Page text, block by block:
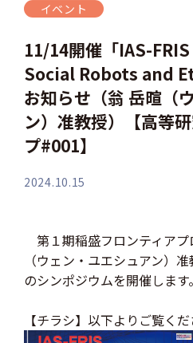
イベント
11/14開催「IAS-
Social Robots and
お知らせ（翁 岳暄（
ン）准教授）【高等
プ#001】
2024.10.15
第１期稲盛フロンティア
（ウェン・ユエシュアン）
のシンポジウムを開催します。
【チラシ】以下よりご覧くだ